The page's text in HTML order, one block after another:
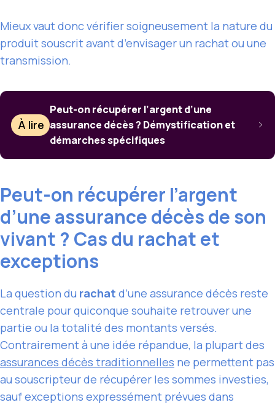
Mieux vaut donc vérifier soigneusement la nature du
produit souscrit avant d’envisager un rachat ou une
transmission.
À lire
Peut-on récupérer l’argent d’une
assurance décès ? Démystification et
démarches spécifiques
Peut-on récupérer l’argent
d’une assurance décès de son
vivant ? Cas du rachat et
exceptions
La question du rachat d’une assurance décès reste
centrale pour quiconque souhaite retrouver une
partie ou la totalité des montants versés.
Contrairement à une idée répandue, la plupart des
assurances décès traditionnelles ne permettent pas
au souscripteur de récupérer les sommes investies,
sauf exceptions expressément prévues dans